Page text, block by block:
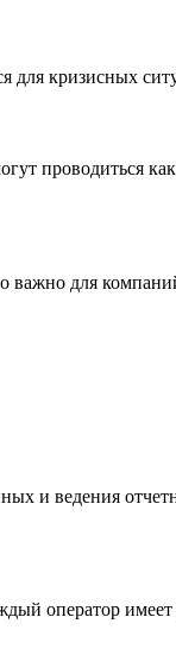
кризисных
проводиться
важно для
и ведения
оператор